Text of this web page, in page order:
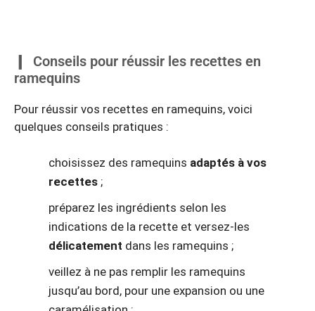
Conseils pour réussir les recettes en
ramequins
Pour réussir vos recettes en ramequins, voici
quelques conseils pratiques :
choisissez des ramequins adaptés à vos
recettes ;
préparez les ingrédients selon les
indications de la recette et versez-les
délicatement dans les ramequins ;
veillez à ne pas remplir les ramequins
jusqu’au bord, pour une expansion ou une